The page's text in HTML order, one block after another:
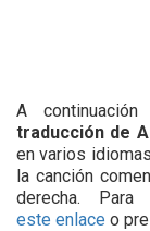
A continuación
traducción de
en varios
la canción
derecha.
este enlace o